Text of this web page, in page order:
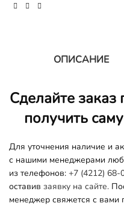
ОПИСАНИЕ
Сделайте заказ
получить
Для уточнения наличие и
с нашими менеджерами
из телефонов: +7 (4212) 68-
оставив заявку на сайте.
менеджер свяжется с вами